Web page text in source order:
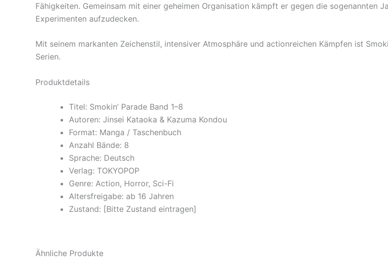
Fähigkeiten. Gemeinsam mit einer geheimen Organisation kämpft er gegen die sogenannten
Experimenten aufzudecken.
Mit seinem markanten Zeichenstil, intensiver Atmosphäre und actionreichen Kämpfen ist
Serien.
Produktdetails
Titel: Smokin’ Parade Band 1–8
Autoren: Jinsei Kataoka & Kazuma Kondou
Format: Manga / Taschenbuch
Anzahl Bände: 8
Sprache: Deutsch
Verlag: TOKYOPOP
Genre: Action, Horror, Sci-Fi
Altersfreigabe: ab 16 Jahren
Zustand: [Bitte Zustand eintragen]
Ähnliche Produkte